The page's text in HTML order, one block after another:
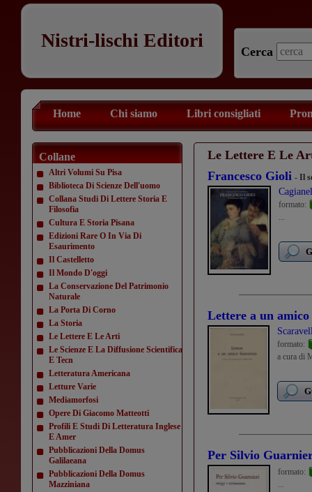
Nistri-lischi Editori
Cerca
Home Chi siamo Libri consigliati
Collane
Altri Volumi Su Pisa
Biblioteca Di Scienze Dell'uomo
Collana Studi Di Lettere Storia E
Filosofia
Cultura E Storia Pisana
Edizioni Rare O In Via Di
Esaurimento
Il Castelletto
Il Mondo D'oggi
La Conservazione Del Patrimonio
Naturale
La Porta Di Corno
La Storia
Le Lettere E Le Arti
Le Scienze E La Diffusione Scientifica
E Tecn
Letteratura Americana
Letture Varie
Mediamorfosi
Opere Di Giacomo Matteotti
Profili E Studi Di Letteratura Inglese
E Amer
Pubblicazioni Della Domus
Galilaeana
Pubblicazioni Della Domus
Mazziniana
Le Lettere E Le
Francesco Gioli - Il
formato:
...
Lettere a un
formato:
a cura di
Per Silvio
formato:
...